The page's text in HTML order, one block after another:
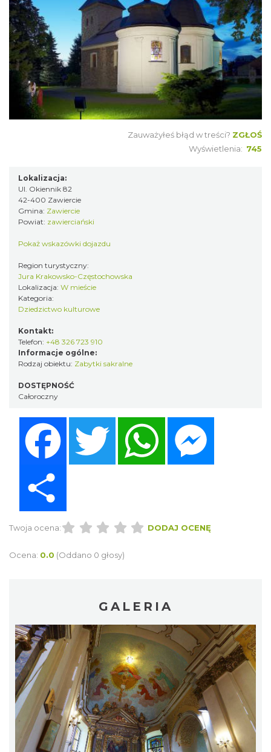
Zauważyłeś błąd w treści? ZGŁOŚ
Wyświetlenia: 745
Lokalizacja:
Ul. Okiennik 82
42-400 Zawiercie
Gmina: Zawiercie
Powiat: zawierciański
Pokaż wskazówki dojazdu
Region turystyczny:
Jura Krakowsko-Częstochowska
Lokalizacja: W mieście
Kategoria:
Dziedzictwo kulturowe
Kontakt:
Telefon: +48 326 723 910
Informacje ogólne:
Rodzaj obiektu: Zabytki sakralne
DOSTĘPNOŚĆ
Całoroczny
Twitter WhatsApp
Twoja ocena: DODAJ OCENĘ
Ocena: 0.0 (Oddano 0 głosy)
GALERIA